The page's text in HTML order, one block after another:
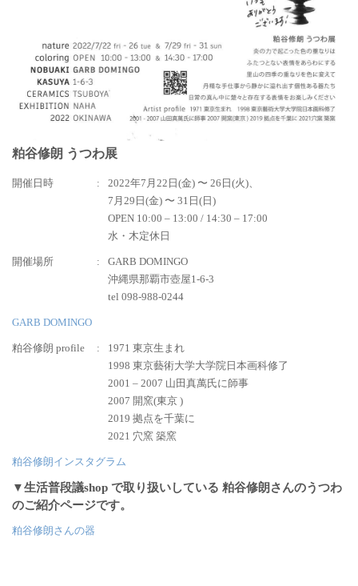
粕谷修朗 うつわ展
開催日時
2022年7月22日(金) 〜 26日(火)、
7月29日(金) 〜 31日(日)
OPEN 10:00 – 13:00 / 14:30 – 17:00
水・木定休日
開催場所
GARB DOMINGO
沖縄県那覇市壺屋1-6-3
tel 098-988-0244
GARB DOMINGO
粕谷修朗 profile
1971 東京生まれ
1998 東京藝術大学大学院日本画科修了
2001 – 2007 山田真萬氏に師事
2007 開窯(東京 )
2019 拠点を千葉に
2021 穴窯 築窯
粕谷修朗インスタグラム
▼生活普段議shop で取り扱いしている 粕谷修朗さんのうつわ
のご紹介ページです。
粕谷修朗さんの器